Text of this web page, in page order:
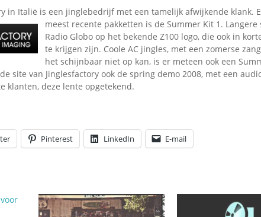
Dallas jingle city
De Tourtune
Ferry Maat 65
Ferry Maat interview
Jingle Awards
Stoomfluit Klaas
Vaak
Pepper & Tanner in
pictures
Top Format in
pictures
Dik Voormekaar in
foto’s
in Italië is een jinglebedrijf met een tamelijk afwijkende klank.
meest recente pakketten is de Summer Kit 1. Langere
Radio Globo op het bekende Z100 logo, die ook in
te krijgen zijn. Coole AC jingles, met een zomerse
het schijnbaar niet op kan, is er meteen ook een
site van Jinglesfactory ook de spring demo 2008, met een
klanten, deze lente opgetekend.
Pinterest LinkedIn E-mail